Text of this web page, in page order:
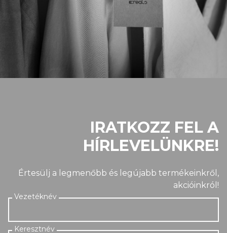
IRATKOZZ FEL A
HÍRLEVELÜNKRE!
Értesülj a legmenőbb és legújabb termékeinkről,
akcióinkról!